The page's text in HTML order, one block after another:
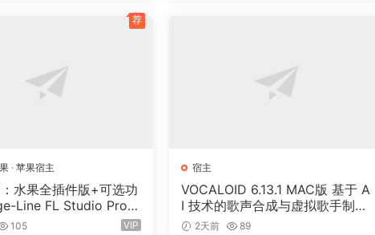
预先生成的，以便在关键性能情况下即时响应。
– 将序列和歌曲组织到文件夹和播放列表中。播放列表非常适合
进了数据块列表管理。例如，在一个列表部分中搜索一个数据
列表中。
藏单个 MIDI 通道数据和/或特定事件类型。
进的自动化切换、划动模式、发送模式、循环切换等。
控制界面（支持它们）上。新的轨道固定模式可确保您始终看到
增的轨道指示灯可显示当前在任何控制平台上处于活动状态的轨
· 苹果宿主
水果全插件版+可选功
Line FL Studio Prod
v26.1.3.5336 (All P
105 VIP
荐
宿主
VOCALOID 6.13.1 MAC版 基于 A
I 技术的歌声合成与虚拟歌手制作
软件 52套音色
2天前 89